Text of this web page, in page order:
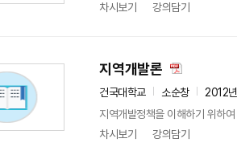
차시보기
강의담기
지역개발론
건국대학교 소순창
2012
지역개발정책을 이해하기 위하
차시보기
강의담기